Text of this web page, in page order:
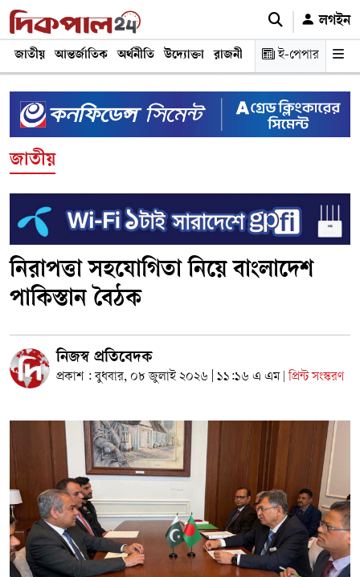
লগইন
জাতীয় আন্তর্জাতিক অর্থনীতি উদ্যোক্তা রাজনীতি শিক্ষা স্বাস্থ্য ও
ই-পেপার
জাতীয়
নিরাপত্তা সহযোগিতা নিয়ে বাংলাদেশ
পাকিস্তান বৈঠক
নিজস্ব প্রতিবেদক
প্রকাশ : বুধবার, ০৮ জুলাই ২০২৬ | ১১:১৬ এ এম প্রিন্ট সংস্করণ